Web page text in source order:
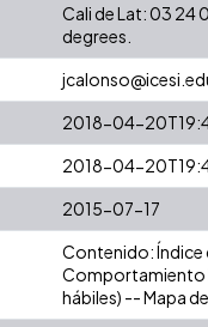
Cali de Lat: 03 24
degrees.
2018-04-
2018-04-
2015-07-17
Contenido: Índice
Comportamiento
hábiles) -- Mapa